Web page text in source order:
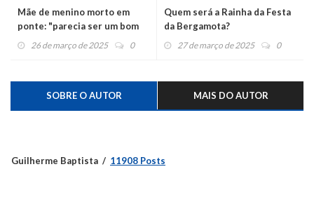
Mãe de menino morto em
ponte: "parecia ser um bom
pai, mas era um monstro"
26 de março de 2025 0
Quem será a Rainha da Festa
da Bergamota?
27 de março de 2025 0
SOBRE O AUTOR MAIS DO AUTOR
Guilherme Baptista 11908 Posts